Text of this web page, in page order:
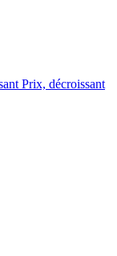
Prix, décroissant